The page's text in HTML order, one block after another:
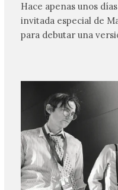
Hace apenas unos
invitada especial de
para debutar una